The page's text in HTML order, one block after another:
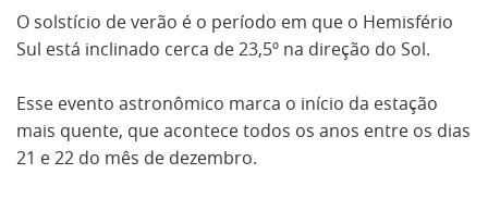
O solstício de verão é o período em que o Hemisfério
Sul está inclinado cerca de 23,5º na direção do Sol.
Esse evento astronômico marca o início da estação
mais quente, que acontece todos os anos entre os dias
21 e 22 do mês de dezembro.